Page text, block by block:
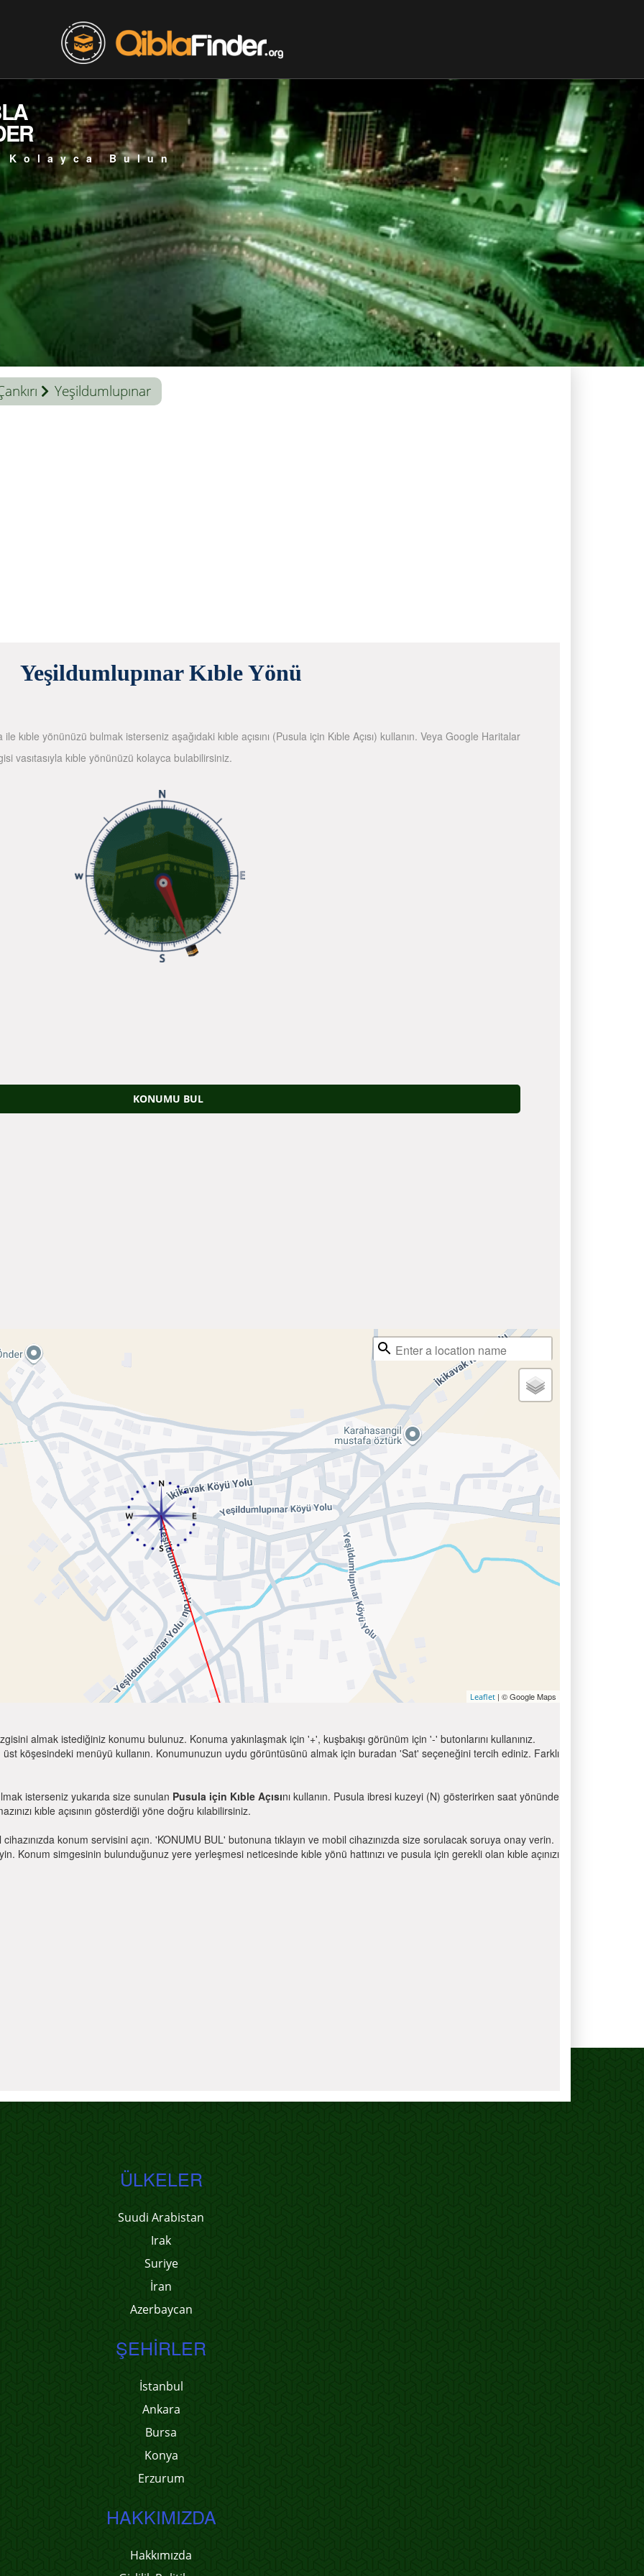
Kolayca Bulun
Yeşildumlupınar
Yeşildumlupınar Kıble Yönü
kıble yönünüzü bulmak isterseniz aşağıdaki kıble açısını (Pusula için Kıble Açısı) kullanın. Veya Google Haritalar
vasıtasıyla kıble yönünüzü kolayca bulabilirsiniz.
KONUMU BUL
Leaflet | © Google Maps
almak istediğiniz konumu bulunuz. Konuma yakınlaşmak için '+', kuşbakışı görünüm için '-' butonlarını kullanınız.
köşesindeki menüyü kullanın. Konumunuzun uydu görüntüsünü almak için buradan 'Sat' seçeneğini tercih ediniz. Farklı
isterseniz yukarıda size sunulan Pusula için Kıble Açısını kullanın. Pusula ibresi kuzeyi (N) gösterirken saat yönünde
kıble açısının gösterdiği yöne doğru kılabilirsiniz.
konum servisini açın. 'KONUMU BUL' butonuna tıklayın ve mobil cihazınızda size sorulacak soruya onay verin.
Konum simgesinin bulunduğunuz yere yerleşmesi neticesinde kıble yönü hattınızı ve pusula için gerekli olan kıble açınızı
ÜLKELER
Suudi Arabistan
Irak
Suriye
İran
Azerbaycan
ŞEHIRLER
İstanbul
Ankara
Bursa
Konya
Erzurum
HAKKIMIZDA
Hakkımızda